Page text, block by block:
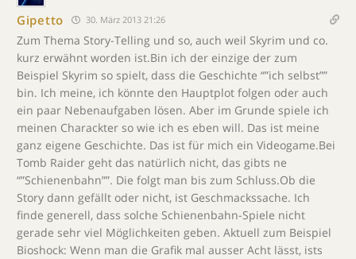
Gipetto 30. März 2013 21:26
Zum Thema Story-Telling und so, auch weil Skyrim und co.
kurz erwähnt worden ist.Bin ich der einzige der zum
Beispiel Skyrim so spielt, dass die Geschichte “”ich selbst””
bin. Ich meine, ich könnte den Hauptplot folgen oder auch
ein paar Nebenaufgaben lösen. Aber im Grunde spiele ich
meinen Charackter so wie ich es eben will. Das ist meine
ganz eigene Geschichte. Das ist für mich ein Videogame.Bei
Tomb Raider geht das natürlich nicht, das gibts ne
“”Schienenbahn””. Die folgt man bis zum Schluss.Ob die
Story dann gefällt oder nicht, ist Geschmackssache. Ich
finde generell, dass solche Schienenbahn-Spiele nicht
gerade sehr viel Möglichkeiten geben. Aktuell zum Beispiel
Bioshock: Wenn man die Grafik mal ausser Acht lässt, ists